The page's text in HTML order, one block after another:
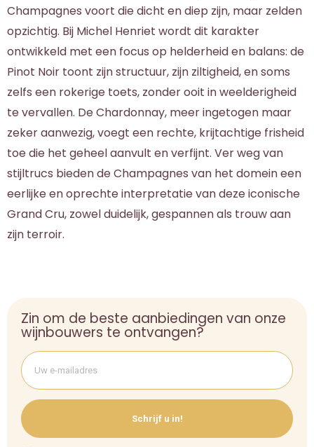
Champagnes voort die dicht en diep zijn, maar zelden
opzichtig. Bij Michel Henriet wordt dit karakter
ontwikkeld met een focus op helderheid en balans: de
Pinot Noir toont zijn structuur, zijn ziltigheid, en soms
zelfs een rokerige toets, zonder ooit in weelderigheid
te vervallen. De Chardonnay, meer ingetogen maar
zeker aanwezig, voegt een rechte, krijtachtige frisheid
toe die het geheel aanvult en verfijnt. Ver weg van
stijltrucs bieden de Champagnes van het domein een
eerlijke en oprechte interpretatie van deze iconische
Grand Cru, zowel duidelijk, gespannen als trouw aan
zijn terroir.
Zin om de beste aanbiedingen van onze
wijnbouwers te ontvangen?
Schrijf u in!